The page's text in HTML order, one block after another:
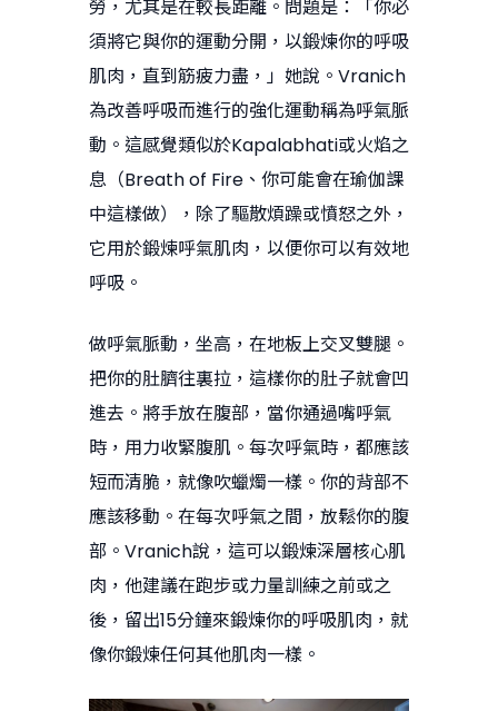
勞，尤其是在較長距離。問題是：「你必
須將它與你的運動分開，以鍛煉你的呼吸
肌肉，直到筋疲力盡，」她說。Vranich
為改善呼吸而進行的強化運動稱為呼氣脈
動。這感覺類似於Kapalabhati或火焰之
息（Breath of Fire、你可能會在瑜伽課
中這樣做），除了驅散煩躁或憤怒之外，
它用於鍛煉呼氣肌肉，以便你可以有效地
呼吸。
做呼氣脈動，坐高，在地板上交叉雙腿。
把你的肚臍往裏拉，這樣你的肚子就會凹
進去。將手放在腹部，當你通過嘴呼氣
時，用力收緊腹肌。每次呼氣時，都應該
短而清脆，就像吹蠟燭一樣。你的背部不
應該移動。在每次呼氣之間，放鬆你的腹
部。Vranich說，這可以鍛煉深層核心肌
肉，他建議在跑步或力量訓練之前或之
後，留出15分鐘來鍛煉你的呼吸肌肉，就
像你鍛煉任何其他肌肉一樣。